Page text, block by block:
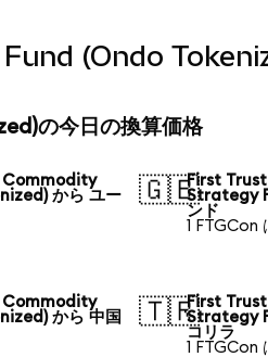
(Ondo
の今日の換算価格
Commodity
から ユー
🇬🇧First
Strategy
ンド
1 FTGCon
Commodity
から 中国
🇹🇷First
Strategy
コリラ
1 FTGCon